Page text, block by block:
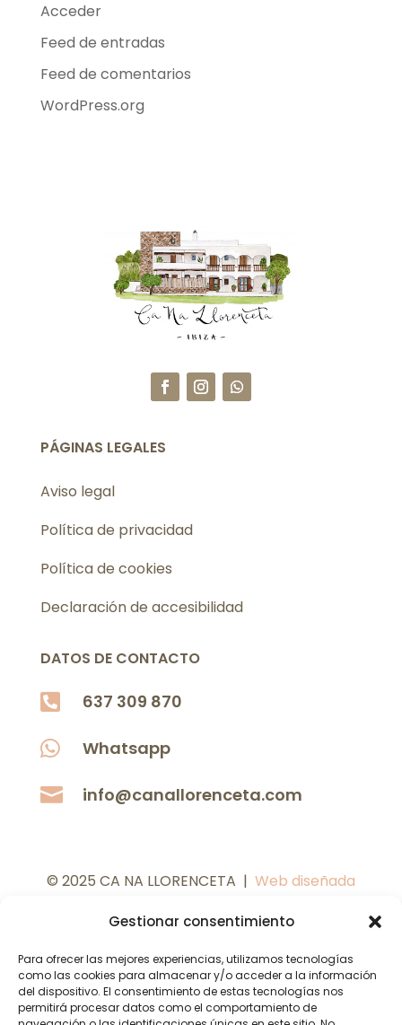
Gestionar consentimiento
Para ofrecer las mejores experiencias, utilizamos tecnologías
como las cookies para almacenar y/o acceder a la información
del dispositivo. El consentimiento de estas tecnologías nos
permitirá procesar datos como el comportamiento de
Acceder
Feed de entradas
Feed de comentarios
WordPress.org
PÁGINAS LEGALES
Aviso legal
Política de privacidad
Política de cookies
Declaración de accesibilidad
DATOS DE CONTACTO
 637 309 870
 Whatsapp
 info@canallorenceta.com
© 2025 CA NA LLORENCETA | Web diseñada